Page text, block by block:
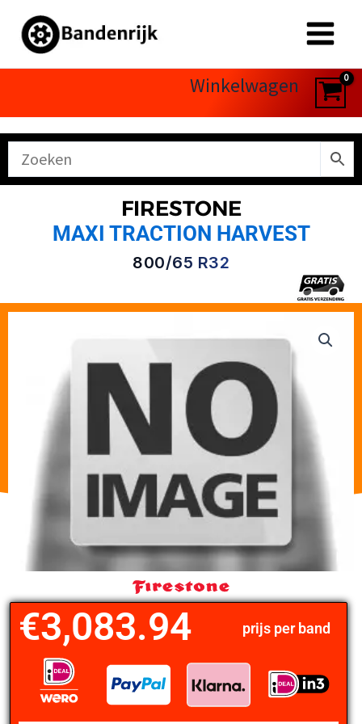
naar
Winkelwagen
FIRESTONE
MAXI TRACTION HARVEST
800/65 R32
prijs per band
€3,083.94